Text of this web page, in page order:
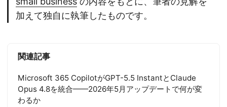
加えて独自に執筆したものです。
関連記事
Microsoft 365 CopilotがGPT-5.5 InstantとClaude
Opus 4.8を統合——2026年5月アップデートで何が変
わるか